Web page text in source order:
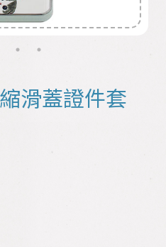
滑蓋證件套